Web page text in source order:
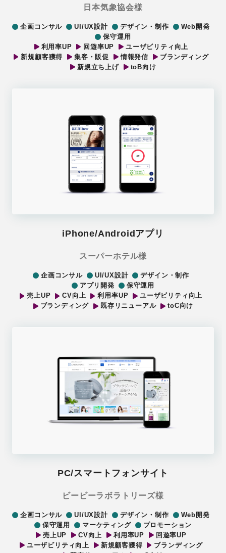
日本気象協会様
企画コンサル UI/UX設計 デザイン・制作
Web開発
保守運用
利用率UP
回遊率UP
ユーザビリティ向上
新規顧客獲得
集客・販促 情報発信
ブランディング
新規立ち上げ
toB向け
iPhone/Androidアプリ
スーパーホテル様
企画コンサル UI/UX設計
デザイン・制作
アプリ開発
保守運用
売上UP
CV向上 利用率UP
ユーザビリティ向上
ブランディング
既存リニューアル toC向け
PC/スマートフォンサイト
ビービーラボラトリーズ様
企画コンサル UI/UX設計 デザイン・制作
Web開発
保守運用
マーケティング
プロモーション
売上UP
CV向上 利用率UP
回遊率UP
ユーザビリティ向上
新規顧客獲得
ブランディング